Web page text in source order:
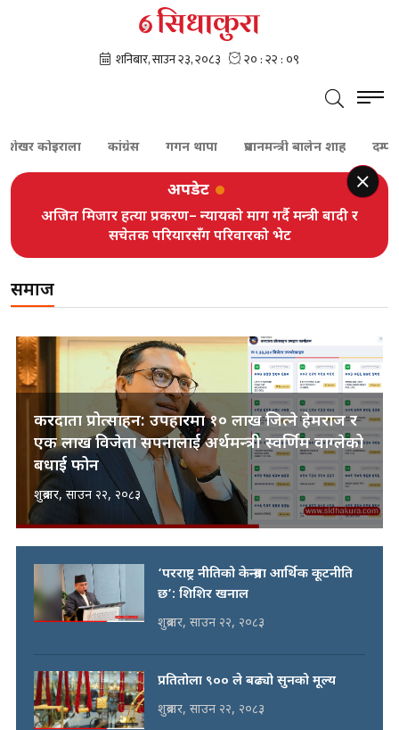
कोइराला कांग्रेस गगन थापा प्रधानमन्त्री बालेन शाह दम्पती
अपडेट
अजित मिजार हत्या प्रकरण– न्यायको माग गर्दै मन्त्री बादी र
सचेतक परियारसँग परिवारको भेट
समाज
करदाता प्रोत्साहन: उपहारमा १० लाख जित्ने हेमराज र
एक लाख विजेता सपनालाई अर्थमन्त्री स्वर्णिम वाग्लेको
बधाई फोन
शुक्रबार, साउन २२, २०८३
‘परराष्ट्र नीतिको केन्द्रमा आर्थिक कूटनीति
छ’: शिशिर खनाल
शुक्रबार, साउन २२, २०८३
प्रतितोला ९०० ले बढ्यो सुनको मूल्य
शुक्रबार, साउन २२, २०८३